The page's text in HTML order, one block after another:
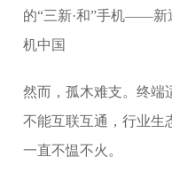
的“三新·和”手机——新
机中国
然而，孤木难支。终端
不能互联互通，行业生
一直不愠不火。